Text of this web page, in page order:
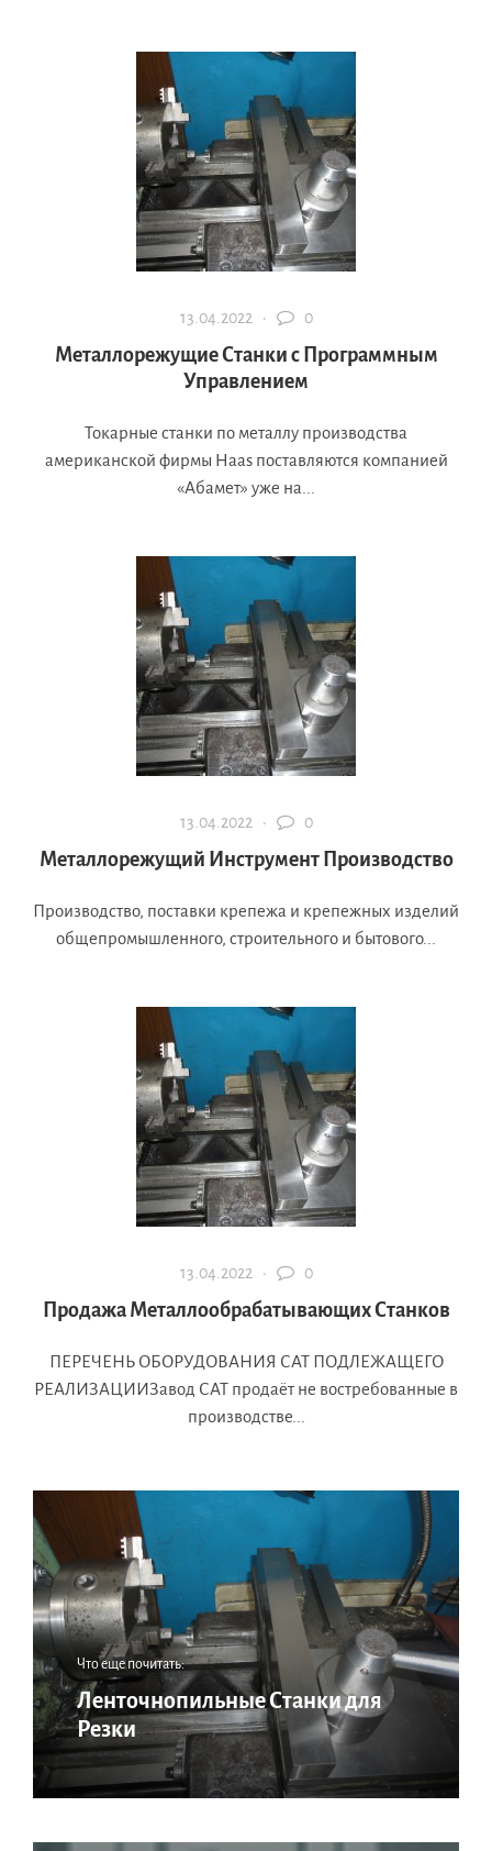
13.04.2022 · 0
Металлорежущие Станки с Программным
Управлением
Токарные станки по металлу производства
американской фирмы Haas поставляются компанией
«Абамет» уже на...
13.04.2022 · 0
Металлорежущий Инструмент Производство
Производство, поставки крепежа и крепежных изделий
общепромышленного, строительного и бытового...
13.04.2022 · 0
Продажа Металлообрабатывающих Станков
ПЕРЕЧЕНЬ ОБОРУДОВАНИЯ САТ ПОДЛЕЖАЩЕГО
РЕАЛИЗАЦИИЗавод САТ продаёт не востребованные в
производстве...
Что еще почитать:
Ленточнопильные Станки для
Резки